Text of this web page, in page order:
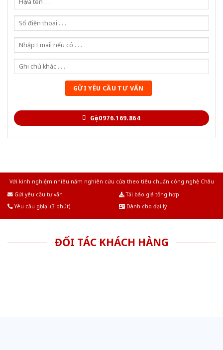
Gọi 0976.169.864
Với kinh nghiệm nhiêu năm nghiên cứu cửa theo tiêu chuẩn công nghệ Châu
Gửi yêu cầu tư vấn
Tải báo giá tổng hợp
Yêu cầu gọi lại (3 phút)
Dành cho đại lý
ĐỐI TÁC KHÁCH HÀNG